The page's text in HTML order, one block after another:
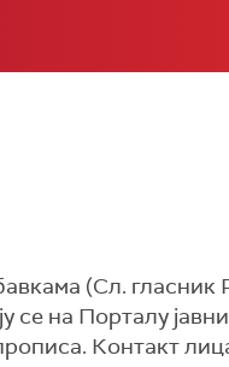
(Сл.
се на Порталу
Контакт